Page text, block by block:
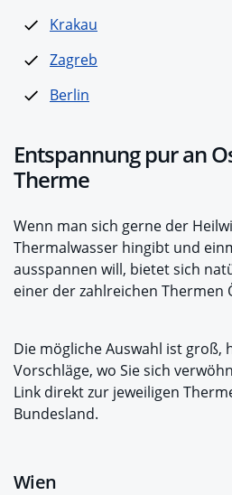
Krakau
Zagreb
Berlin
Entspannung pur an
Therme
Wenn man sich gerne der
Thermalwasser hingibt und
ausspannen will, bietet sich
einer der zahlreichen Thermen
Die mögliche Auswahl ist groß,
Vorschläge, wo Sie sich
Link direkt zur jeweiligen
Bundesland.
Wien